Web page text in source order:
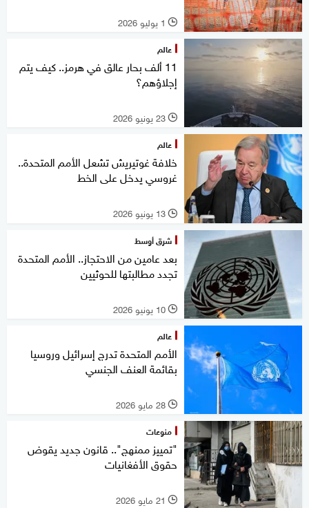
l 1 يوليو 2026
عالم
11 ألف بحار عالق في هرمز.. كيف يتم
إجلاؤهم؟
l 23 يونيو 2026
عالم
خلافة غوتيريش تشعل الأمم المتحدة..
غروسي يدخل على الخط
l 13 يونيو 2026
شرق أوسط
بعد عامين من الاحتجاز.. الأمم المتحدة
تجدد مطالبتها للحوثيين
l 10 يونيو 2026
عالم
الأمم المتحدة تدرج إسرائيل وروسيا
بقائمة العنف الجنسي
l 28 مايو 2026
منوعات
"تمييز ممنهج".. قانون جديد يقوض
حقوق الأفغانيات
l 21 مايو 2026